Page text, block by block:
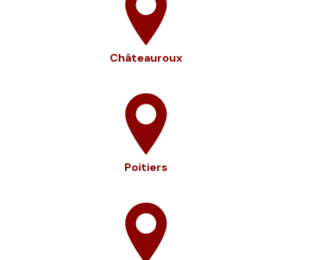
Châteauroux
Poitiers